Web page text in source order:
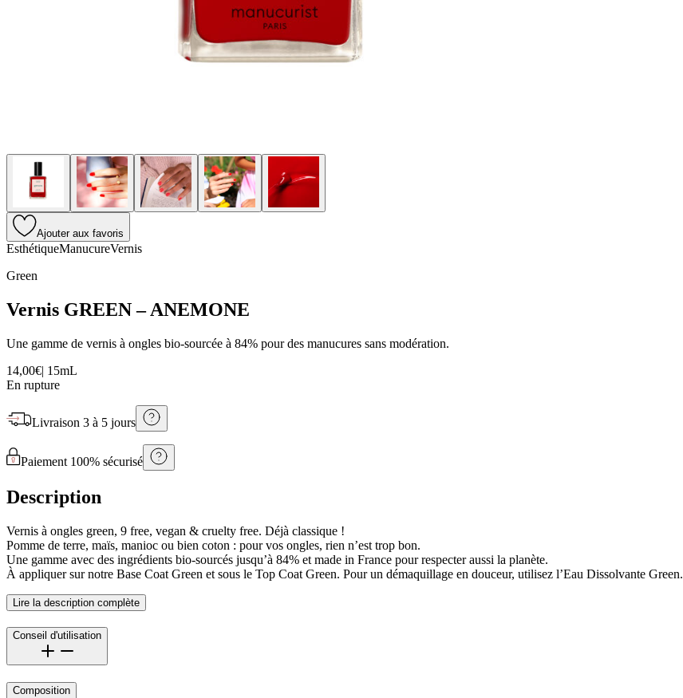
Ajouter aux favoris
EsthétiqueManucureVernis
Green
Vernis GREEN – ANEMONE
Une gamme de vernis à ongles bio-sourcée à 84% pour des manucures sans modération.
14,00€| 15mL
En rupture
Livraison 3 à 5 jours
Paiement 100% sécurisé
Description
Vernis à ongles green, 9 free, vegan & cruelty free. Déjà classique !
Pomme de terre, maïs, manioc ou bien coton : pour vos ongles, rien n’est trop bon.
Une gamme avec des ingrédients bio-sourcés jusqu’à 84% et made in France pour respecter aussi la planète.
À appliquer sur notre Base Coat Green et sous le Top Coat Green. Pour un démaquillage en douceur, utilisez l’Eau Dissolvante Green.
Lire la description complète
Conseil d'utilisation
Composition